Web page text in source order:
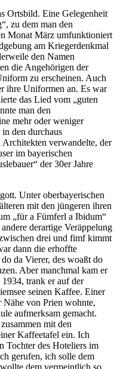
Ortsbild. Eine Gelegenheit
, zu dem man den
Monat März umfunktioniert
am Kriegerdenkmal
den Namen
die Angehörigen der
zu erscheinen. Auch
ihre Uniformen an. Es war
das Lied vom
guten
man den
mehr oder weniger
den durchaus
Architekten verwandelte, der
im bayerischen
der 30er Jahre
Unter oberbayerischen
mit den jüngeren ihren
für a Fümferl a Ibidum
derartige Veräppelung
drei und fimf kimmt
dann die erhoffte
da Vierer, des woaßt do
Aber manchmal kam er
trank er auf der
seinen Kaffee. Einer
Nähe von Prien wohnte,
aufmerksam gemacht.
mit den
Kaffeetafel ein. Ich
Tochter des Hoteliers im
gerufen, ich solle dem
dem vermeintlich so